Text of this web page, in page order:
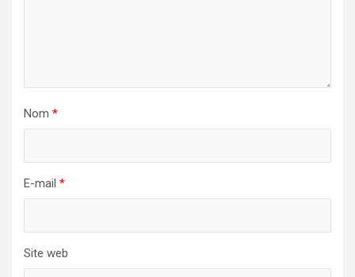
Nom *
E-mail *
Site web